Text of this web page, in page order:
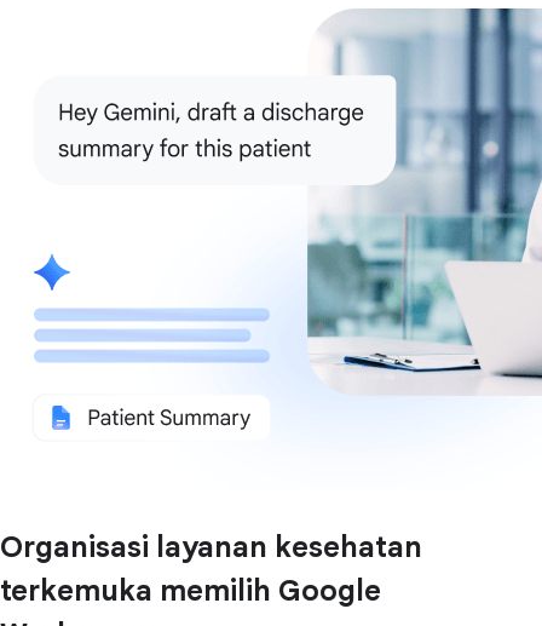
Organisasi layanan kesehatan
terkemuka memilih Google